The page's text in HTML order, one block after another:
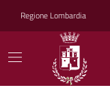
Regione Lombardia